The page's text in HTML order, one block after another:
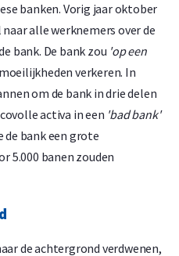
banken. Vorig jaar oktober
alle werknemers over de
bank. De bank zou 'op een
verkeren. In
om de bank in drie delen
activa in een 'bad bank'
de bank een grote
5.000 banen zouden
de achtergrond verdwenen,